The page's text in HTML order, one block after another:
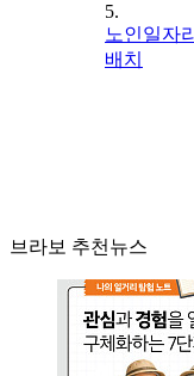
5.
노인일자
배치
브라보 추천뉴스